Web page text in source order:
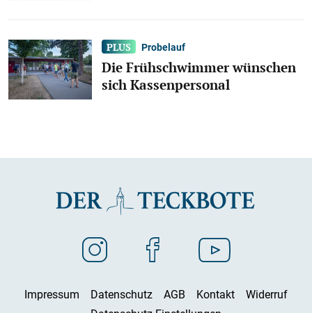
Probelauf
Die Frühschwimmer wünschen
sich Kassenpersonal
Impressum Datenschutz AGB Kontakt
Widerruf